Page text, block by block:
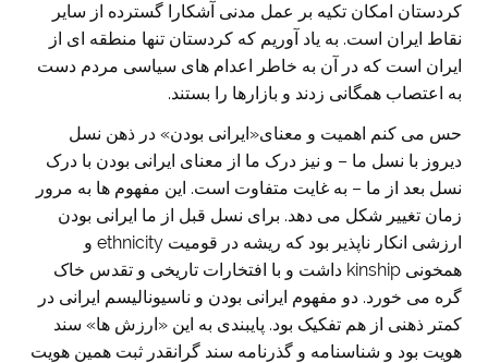
کردستان امکان تکیه بر عمل مدنی آشکارا گسترده از سایر
نقاط ایران است. به یاد آوریم که کردستان تنها منطقه ای از
ایران است که در آن به خاطر اعدام های سیاسی مردم دست
به اعتصاب همگانی زدند و بازارها را بستند.
حس می کنم اهمیت و معنای«ایرانی بودن» در ذهن نسل
دیروز با نسل ما – و نیز درک ما از معنای ایرانی بودن با درک
نسل بعد از ما – به غایت متفاوت است. این مفهوم ها به مرور
زمان تغییر شکل می دهد. برای نسل قبل از ما ایرانی بودن
ارزشی انکار ناپذیر بود که ریشه در قومیت ethnicity و
همخونی kinship داشت و با افتخارات تاریخی و تقدس خاک
گره می خورد. دو مفهوم ایرانی بودن و ناسیونالیسم ایرانی در
کمتر ذهنی از هم تفکیک بود. پایبندی به این «ارزش ها»‌ سند
هویت بود و شناسنامه و گذرنامه سند گرانقدر ثبت همین هویت